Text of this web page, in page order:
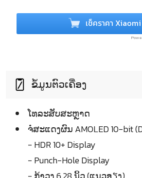
เช็คราคา Xiaomi
ຂໍ້ມູນຕົວເຄື່ອງ
ໂທລະສັບສະຫຼາດ
ຈໍໍສະແດງຜົນ AMOLED 10-bit
- HDR 10+ Display
- Punch-Hole Display